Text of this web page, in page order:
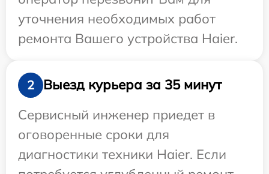
уточнения необходимых работ
ремонта Вашего устройства Haier.
2
Выезд курьера за 35 минут
Сервисный инженер приедет в
оговоренные сроки для
диагностики техники Haier. Если